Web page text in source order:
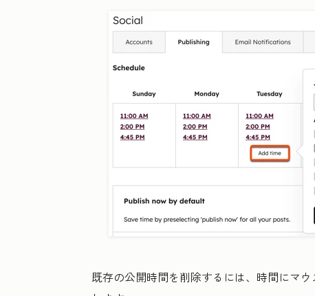
既存の公開時間を削除するには、時間にマ